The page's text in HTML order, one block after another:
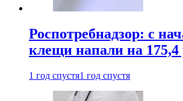
Роспотребнадзор: с
клещи напали на 175,4
1 год спустя1 год спустя